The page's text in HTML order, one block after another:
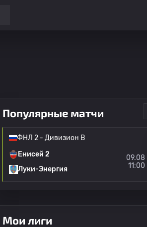
Популярные матчи
ФНЛ 2 - Дивизион B
Енисей 2
Луки-Энергия
09.08
11:00
Мои лиги